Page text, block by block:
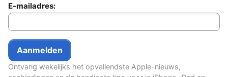
E-mailadres:
Ontvang wekelijks het opvallendste Apple-nieuws,